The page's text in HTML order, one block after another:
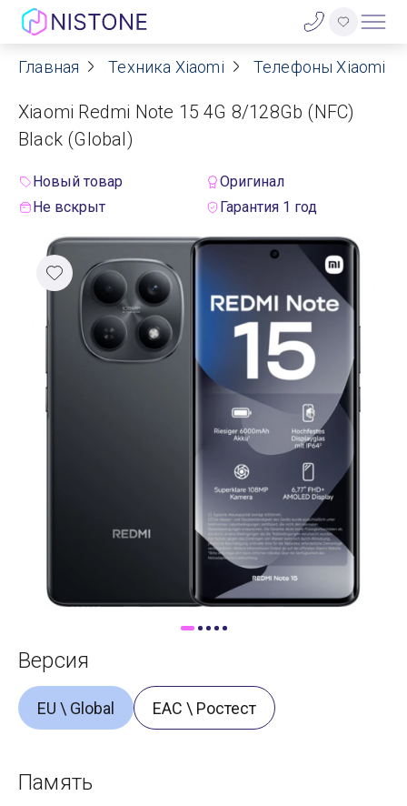
Акции
О нас
Договор оферты
Реквизиты
Контакты
Гарантия
Главная Техника Xiaomi Телефоны Xiaomi
Xiaomi Redmi Note 15 4G 8/128Gb (NFC)
Black (Global)
Новый товар
Оригинал
Не вскрыт
Гарантия 1 год
Версия
EU \ Global ЕАС \ Ростест
Память